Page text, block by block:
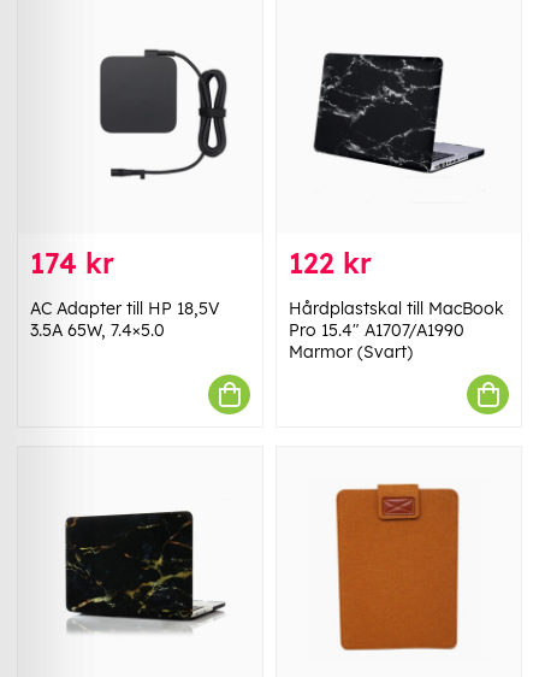
174 kr
AC Adapter till HP 18,5V
3.5A 65W, 7.4×5.0
122 kr
Hårdplastskal till MacBook
Pro 15.4" A1707/A1990
Marmor (Svart)